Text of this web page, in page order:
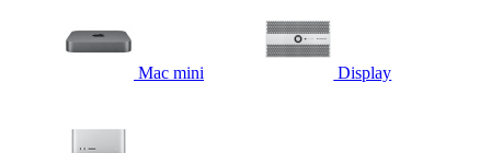
Mac mini Display